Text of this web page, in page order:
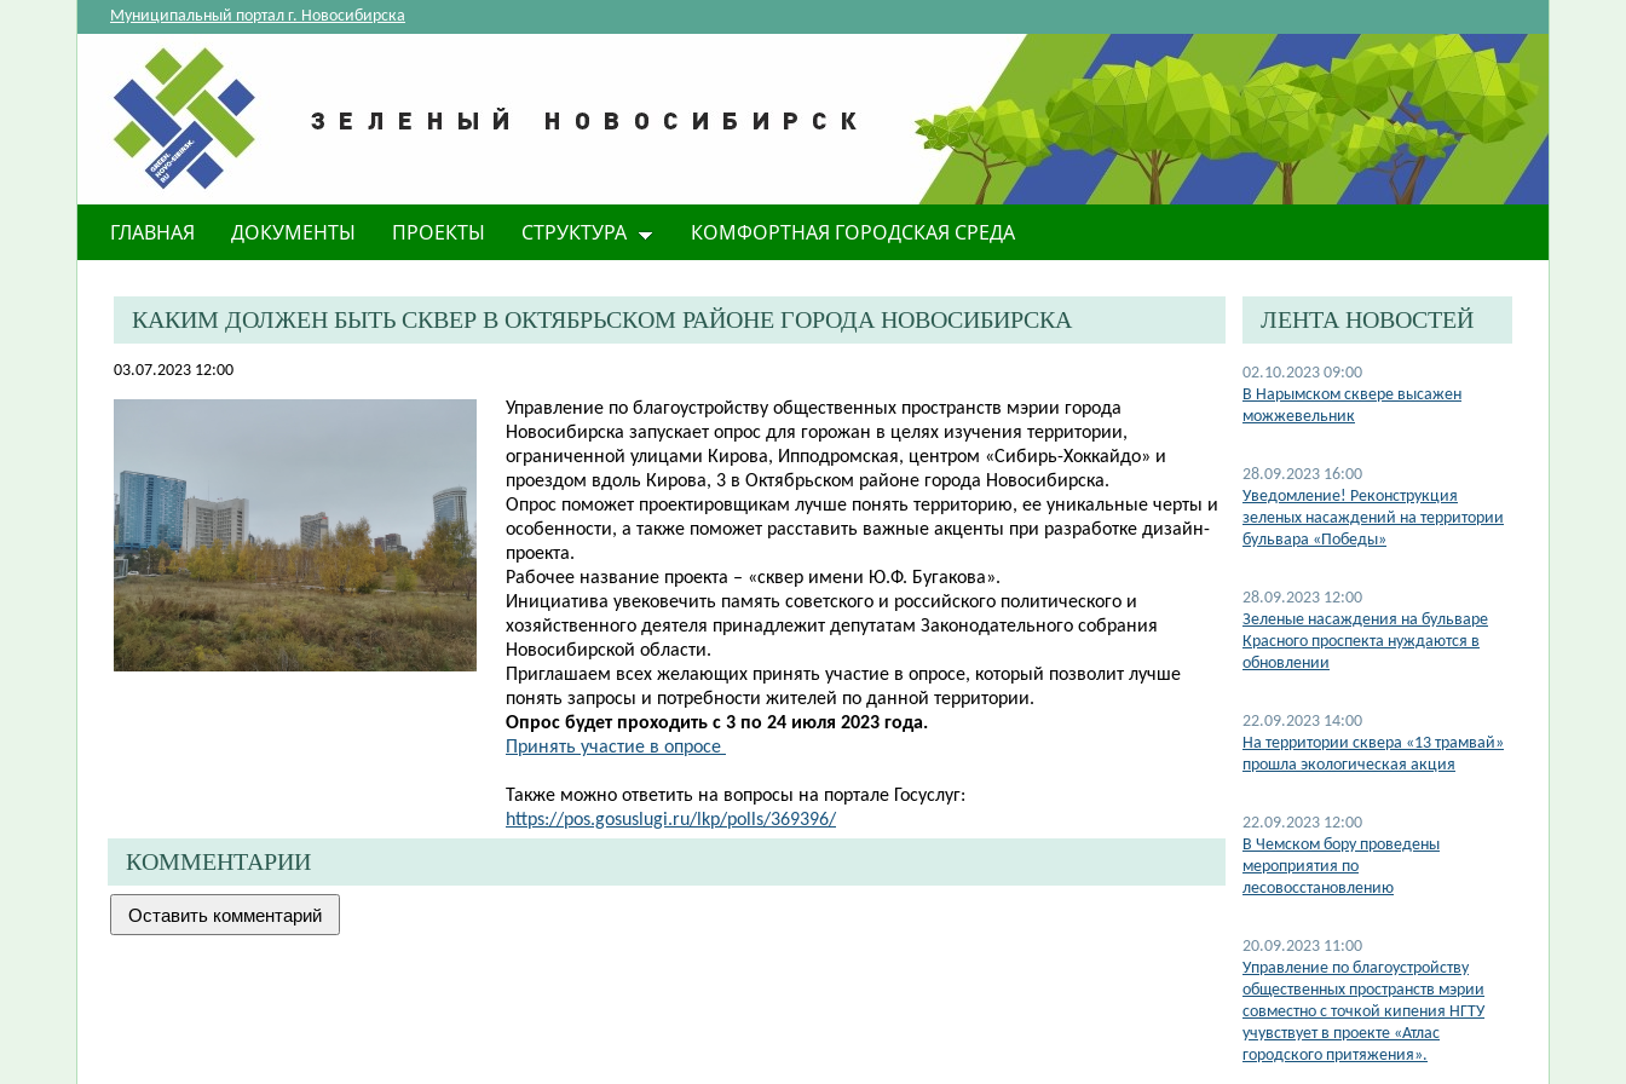
Муниципальный портал г. Новосибирска
ГЛАВНАЯ ДОКУМЕНТЫ ПРОЕКТЫ СТРУКТУРА КОМФОРТНАЯ ГОРОДСКАЯ СРЕДА
​КАКИМ ДОЛЖЕН БЫТЬ СКВЕР В ОКТЯБРЬСКОМ РАЙОНЕ ГОРОДА НОВОСИБИРСКА
03.07.2023 12:00
Управление по благоустройству общественных пространств мэрии города
Новосибирска запускает опрос для горожан в целях изучения территории,
ограниченной улицами Кирова, Ипподромская, центром «Сибирь-Хоккайдо» и
проездом вдоль Кирова, 3 в Октябрьском районе города Новосибирска.
Опрос поможет проектировщикам лучше понять территорию, ее уникальные черты и
особенности, а также поможет расставить важные акценты при разработке дизайн-
проекта.
Рабочее название проекта – «сквер имени Ю.Ф. Бугакова».
Инициатива увековечить память советского и российского политического и
хозяйственного деятеля принадлежит депутатам Законодательного собрания
Новосибирской области.
Приглашаем всех желающих принять участие в опросе, который позволит лучше
понять запросы и потребности жителей по данной территории.
Опрос будет проходить с 3 по 24 июля 2023 года.
Принять участие в опросе
Также можно ответить на вопросы на портале Госуслуг:
https://pos.gosuslugi.ru/lkp/polls/369396/
КОММЕНТАРИИ
ЛЕНТА НОВОСТЕЙ
02.10.2023 09:00
В Нарымском сквере высажен
можжевельник
28.09.2023 16:00
​Уведомление! Реконструкция
зеленых насаждений на территории
бульвара «Победы»
28.09.2023 12:00
​Зеленые насаждения на бульваре
Красного проспекта нуждаются в
обновлении
22.09.2023 14:00
На территории сквера «13 трамвай»
прошла экологическая акция
22.09.2023 12:00
В Чемском бору проведены
мероприятия по
лесовосстановлению
20.09.2023 11:00
Управление по благоустройству
общественных пространств мэрии
совместно с точкой кипения НГТУ
учувствует в проекте «Атлас
городского притяжения».